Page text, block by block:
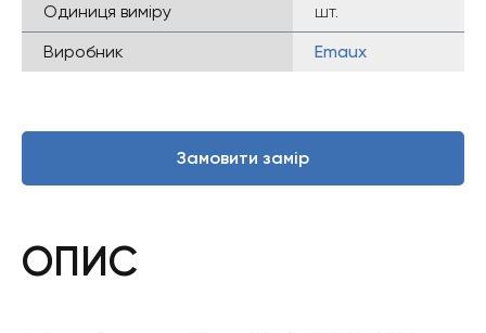
Одиниця виміру
шт.
Виробник
Emaux
Замовити замір
ОПИС